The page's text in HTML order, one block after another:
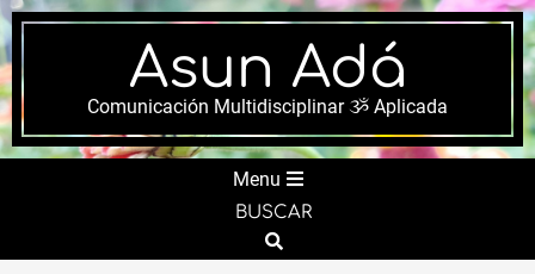
Skip
to
content
Asun Adá
Comunicación Multidisciplinar ૐ Aplicada
Menu
BUSCAR
Search